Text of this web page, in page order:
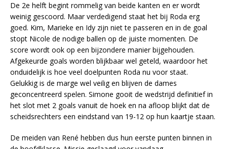
De 2e helft begint rommelig van beide kanten en er wordt
weinig gescoord. Maar verdedigend staat het bij Roda erg
goed. Kim, Marieke en Idy zijn niet te passeren en in de goal
stopt Nicole de nodige ballen op de juiste momenten. De
score wordt ook op een bijzondere manier bijgehouden.
Afgekeurde goals worden blijkbaar wel geteld, waardoor het
onduidelijk is hoe veel doelpunten Roda nu voor staat.
Gelukkig is de marge wel veilig en blijven de dames
geconcentreerd spelen. Simone gooit de wedstrijd definitief in
het slot met 2 goals vanuit de hoek en na afloop blijkt dat de
scheidsrechters een eindstand van 19-12 op hun kaartje staan.
De meiden van René hebben dus hun eerste punten binnen in